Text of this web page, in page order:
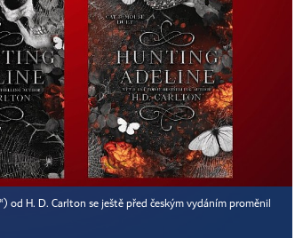
od H. D. Carlton se ještě před českým vydáním proměnil